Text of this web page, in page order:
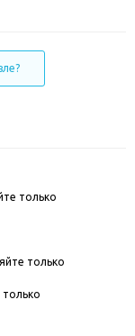
только
только